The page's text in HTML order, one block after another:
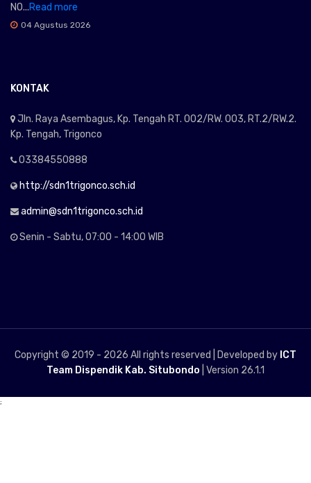
NO...Read more
04 Agustus 2026
KONTAK
Jln. Raya Asembagus, Kp. Tengah RT. 002/RW. 003, RT.2/RW.2.
Kp. Tengah, Trigonco
03384550888
http://sdn1trigonco.sch.id
admin@sdn1trigonco.sch.id
Senin - Sabtu, 07:00 - 14:00 WIB
Copyright © 2019 - 2026 All rights reserved | Developed by ICT
Team Dispendik Kab. Situbondo | Version 26.1.1
;